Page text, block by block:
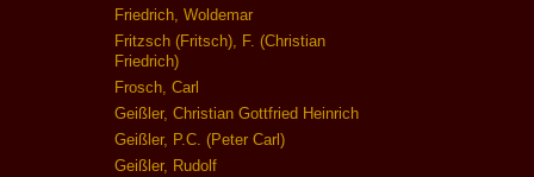
Friedrich, Woldemar
Fritzsch (Fritsch), F. (Christian
Friedrich)
Frosch, Carl
Geißler, Christian Gottfried Heinrich
Geißler, P.C. (Peter Carl)
Geißler, Rudolf